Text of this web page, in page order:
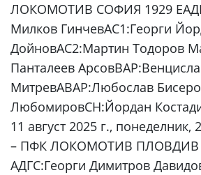
ЛОКОМОТИВ СОФИЯ 1929
Милков ГинчевАС1:Георги
ДойновАС2:Мартин Тодоров
Панталеев
МитревАВАР:Любослав
ЛюбомировСН:Йордан
11 август 2025 г.,
– ПФК ЛОКОМОТИВ ПЛОВДИВ
АДГС:Георги Димитров